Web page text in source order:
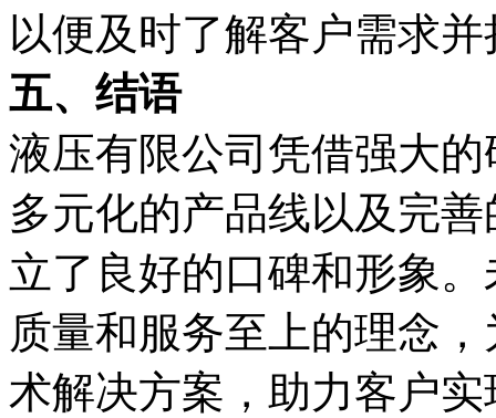
以便及时了解客户需求
五、结语
液压有限公司凭借强大
多元化的产品线以及完
立了良好的口碑和形象
质量和服务至上的理念
术解决方案，助力客户